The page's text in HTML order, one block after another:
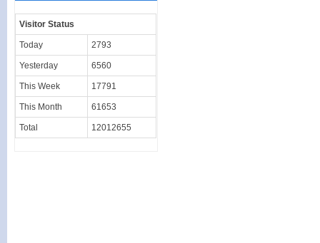
Visitor Status
Today 2793
Yesterday 6560
This Week 17791
This Month 61653
Total 12012655